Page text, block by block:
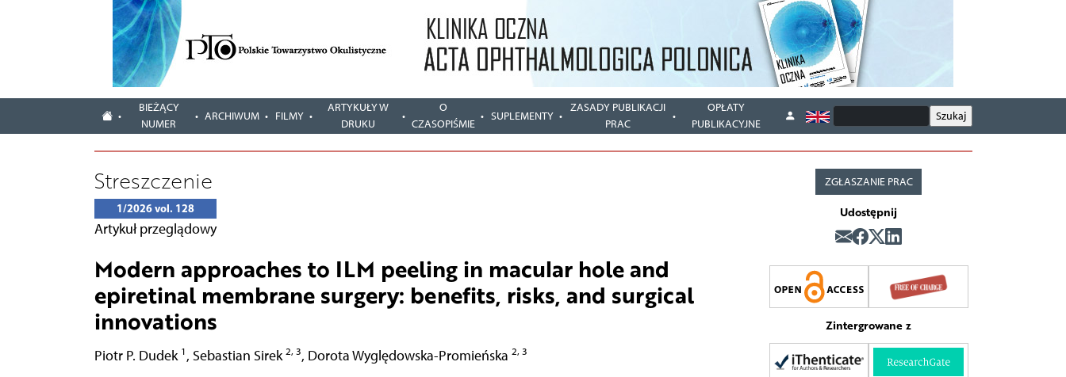
BIEŻĄCY
NUMER
ARCHIWUM FILMY
ARTYKUŁY W
DRUKU
O
CZASOPIŚMIE
SUPLEMENTY
ZASADY PUBLIKACJI
PRAC
OPŁATY
PUBLIKACYJNE
Streszczenie
1/2026 vol. 128
Artykuł przeglądowy
Modern approaches to ILM peeling in macular hole and
epiretinal membrane surgery: benefits, risks, and surgical
innovations
Piotr P. Dudek 1 , Sebastian Sirek 2, 3, Dorota Wyględowska-Promieńska 2, 3
ZGŁASZANIE PRAC
Udostępnij
Zintergrowane z